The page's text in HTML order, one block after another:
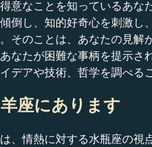
意なことを知っているあ
倒し、知的好奇心を刺激
そのことは、あなたの見解
なたが困難な事柄を提示さ
デアや技術、哲学を調べる
座にあります
、情熱に対する水瓶座の